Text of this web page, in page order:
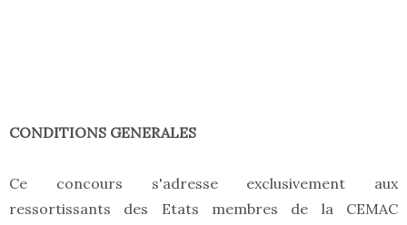
CONDITIONS GENERALES
Ce concours s'adresse exclusivement aux
ressortissants des Etats membres de la CEMAC